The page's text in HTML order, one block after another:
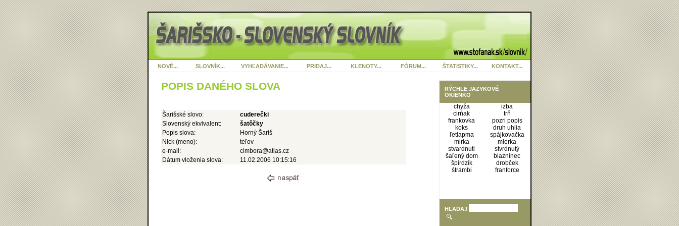
NOVÉ... SLOVNÍK... VYHĽADÁVANIE... PRIDAJ... KLENOTY... FÓRUM... ŠTATISTIKY... KONTAKT...
RÝCHLE JAZYKOVÉ
OKIENKO
chyža
izba
cirńak
trň
frankovka
pozri popis
koks
druh uhlia
ľetlapma
spájkovačka
mirka
mierka
stvardnuti
stvrdnutý
šaľený dom
blazninec
špirdzik
drobček
śtrambi
franforce
HĽADAJ
POPIS DANÉHO SLOVA
Šarišské slovo:
cuderečki
Slovenský ekvivalent:
šatôčky
Popis slova:
Horný Šariš
Nick (meno):
teľov
e-mail:
cimbora@atlas.cz
Dátum vloženia slova:
11.02.2006 10:15:16